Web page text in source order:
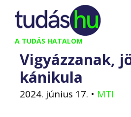
Kilépés
tartalomba
A TUDÁS HATALOM
Vigyázzanak,
kánikula
2024. június 17. • MTI